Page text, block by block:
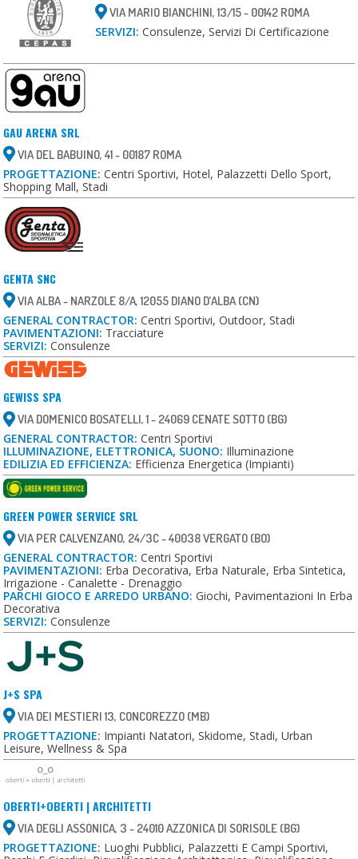
VIA MARIO BIANCHINI, 13/15 - 00142 ROMA
SERVIZI: Consulenze, Servizi Di Certificazione
GAU ARENA SRL
VIA DEL BABUINO, 41 - 00187 ROMA
PROGETTAZIONE: Centri Sportivi, Hotel, Palazzetti Dello Sport,
Shopping Mall, Stadi
GENTA SNC
VIA ALBA - NARZOLE 8/A, 12055 DIANO D’ALBA (CN)
GENERAL CONTRACTOR: Centri Sportivi, Outdoor, Stadi
PAVIMENTAZIONI: Tracciature
SERVIZI: Consulenze
GEWISS SPA
VIA DOMENICO BOSATELLI, 1 - 24069 CENATE SOTTO (BG)
GENERAL CONTRACTOR: Centri Sportivi
ILLUMINAZIONE, ELETTRONICA, SUONO: Illuminazione
EDILIZIA ED EFFICIENZA: Efficienza Energetica (impianti)
GREEN POWER SERVICE SRL
VIA PER CALVENZANO, 24/3C - 40038 VERGATO (BO)
GENERAL CONTRACTOR: Centri Sportivi
PAVIMENTAZIONI: Erba Decorativa, Erba Naturale, Erba Sintetica,
Irrigazione - Canalette - Drenaggio
PARCHI GIOCO E ARREDO URBANO: Giochi, Pavimentazioni In Erba
Decorativa
SERVIZI: Consulenze
J+S SPA
VIA DEI MESTIERI 13, CONCOREZZO (MB)
PROGETTAZIONE: Impianti Natatori, Skidome, Stadi, Urban
Leisure, Wellness & Spa
OBERTI+OBERTI | ARCHITETTI
VIA DEGLI ASSONICA, 3 - 24010 AZZONICA DI SORISOLE (BG)
PROGETTAZIONE: Luoghi Pubblici, Palazzetti E Campi Sportivi,